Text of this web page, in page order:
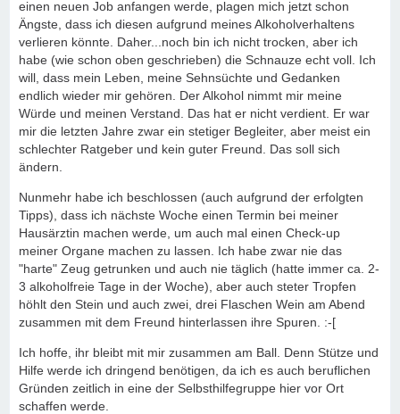
einen neuen Job anfangen werde, plagen mich jetzt schon
Ängste, dass ich diesen aufgrund meines Alkoholverhaltens
verlieren könnte. Daher...noch bin ich nicht trocken, aber ich
habe (wie schon oben geschrieben) die Schnauze echt voll. Ich
will, dass mein Leben, meine Sehnsüchte und Gedanken
endlich wieder mir gehören. Der Alkohol nimmt mir meine
Würde und meinen Verstand. Das hat er nicht verdient. Er war
mir die letzten Jahre zwar ein stetiger Begleiter, aber meist ein
schlechter Ratgeber und kein guter Freund. Das soll sich
ändern.
Nunmehr habe ich beschlossen (auch aufgrund der erfolgten
Tipps), dass ich nächste Woche einen Termin bei meiner
Hausärztin machen werde, um auch mal einen Check-up
meiner Organe machen zu lassen. Ich habe zwar nie das
"harte" Zeug getrunken und auch nie täglich (hatte immer ca. 2-
3 alkoholfreie Tage in der Woche), aber auch steter Tropfen
höhlt den Stein und auch zwei, drei Flaschen Wein am Abend
zusammen mit dem Freund hinterlassen ihre Spuren. :-[
Ich hoffe, ihr bleibt mit mir zusammen am Ball. Denn Stütze und
Hilfe werde ich dringend benötigen, da ich es auch beruflichen
Gründen zeitlich in eine der Selbsthilfegruppe hier vor Ort
schaffen werde.